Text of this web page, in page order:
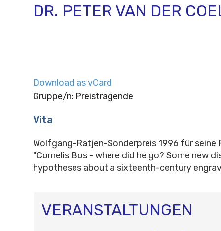
DR. PETER VAN DER
Download as vCard
Gruppe/n: Preistragende
Vita
Wolfgang-Ratjen-Sonderpreis 1996 für seine
"Cornelis Bos - where did he go? Some new
hypotheses about a sixteenth-century
VERANSTALTUNGEN